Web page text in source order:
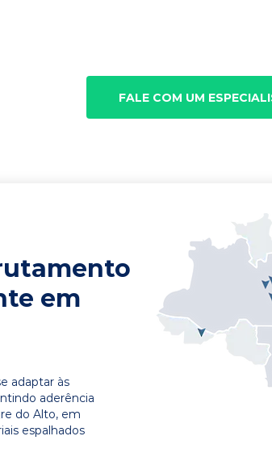
FALE COM UM
em
adaptar às
aderência
do Alto, em
espalhados